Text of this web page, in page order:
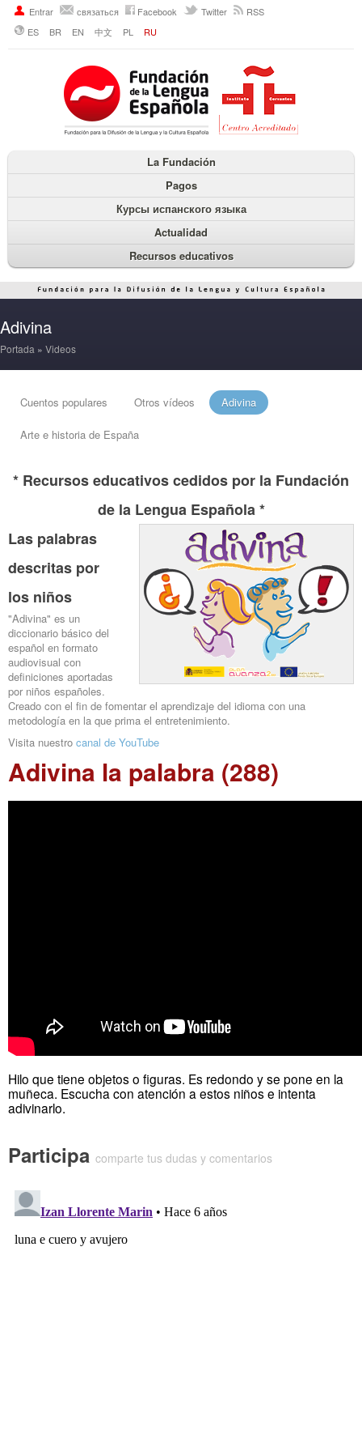
Entrar связаться Facebook Twitter
RSS
ES
BR EN 中文 PL RU
La Fundación
Pagos
Курсы испанского языка
Actualidad
Recursos educativos
Adivina
Portada » Videos
Cuentos populares Otros vídeos Adivina
Arte e historia de España
* Recursos educativos cedidos por la Fundación
de la Lengua Española *
Las palabras
descritas por
los niños
"Adivina" es un
diccionario básico del
español en formato
audiovisual con
definiciones aportadas
por niños españoles.
Creado con el fin de fomentar el aprendizaje del idioma con una
metodología en la que prima el entretenimiento.
Visita nuestro canal de YouTube
Adivina la palabra (288)
Hilo que tiene objetos o figuras. Es redondo y se pone en la
muñeca. Escucha con atención a estos niños e intenta
adivinarlo.
Participa comparte tus dudas y comentarios